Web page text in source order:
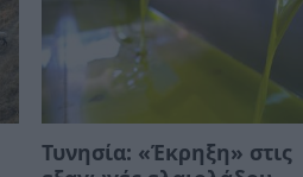
Τυνησία: «Έκρηξη» στις